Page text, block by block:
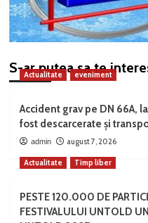
S-ar putea sa te
Actualitate eveniment
Accident grav pe DN 66A,
fost descarcerate și
admin august 7, 2026
Actualitate Timp liber
PESTE 120.000 DE
FESTIVALULUI UNTOLD